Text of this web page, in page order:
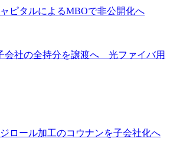
ピタルによるMBOで非公開化へ
会社の全持分を譲渡へ 光ファイバ用
ロール加工のコウナンを子会社化へ